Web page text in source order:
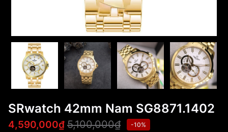
SRwatch 42mm Nam SG8871.1402
4,590,000₫ 5,100,000₫ -10%